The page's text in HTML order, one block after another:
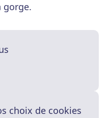
gorge.
choix de cookies